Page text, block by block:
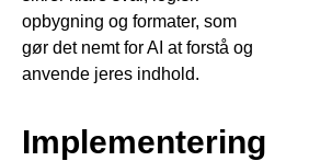
opbygning og formater, som
gør det nemt for AI at forstå og
anvende jeres indhold.
Implementering